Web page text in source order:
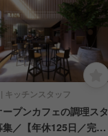
キッチンスタッフ
ープンカフェの調理スタ
集／【年休125日／完全